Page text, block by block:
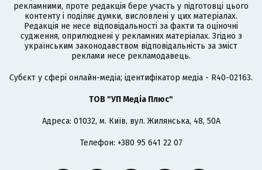
рекламними, проте редакція бере участь у підготовці цього
контенту і поділяє думки, висловлені у цих матеріалах.
Редакція не несе відповідальності за факти та оціночні
судження, оприлюднені у рекламних матеріалах. Згідно з
українським законодавством відповідальність за зміст
реклами несе рекламодавець.
Cубєкт у сфері онлайн-медіа; ідентифікатор медіа - R40-02163.
ТОВ "УП Медіа Плюс"
Адреса: 01032, м. Київ, вул. Жилянська, 48, 50А
Телефон: +380 95 641 22 07